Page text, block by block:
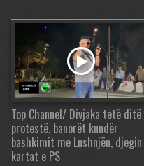
Top Channel/ Divjaka tetë ditë
protestë, banorët kundër
bashkimit me Lushnjën, djegin
kartat e PS